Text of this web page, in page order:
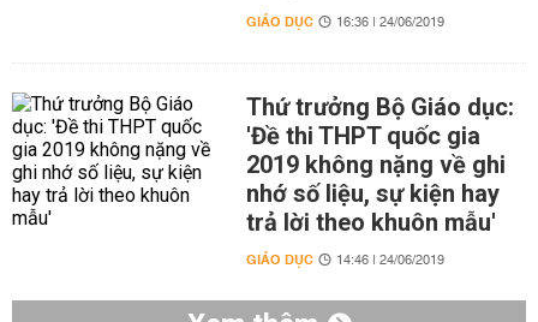
GIÁO DỤC 16:36 | 24/06/2019
Thứ trưởng Bộ Giáo dục:
'Đề thi THPT quốc gia
2019 không nặng về ghi
nhớ số liệu, sự kiện hay
trả lời theo khuôn mẫu'
GIÁO DỤC 14:46 | 24/06/2019